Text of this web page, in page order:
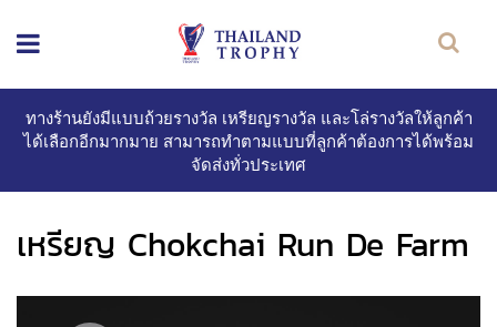
ทางร้านยังมีแบบถ้วยรางวัล เหรียญรางวัล และโล่รางวัลให้ลูกค้า
ได้เลือกอีกมากมาย สามารถทำตามแบบที่ลูกค้าต้องการได้พร้อม
จัดส่งทั่วประเทศ
เหรียญ Chokchai Run De Farm